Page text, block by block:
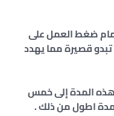
ضغط العمل على
قصيرة مما يهدد
646 لسنة 1953 ومد هذه المدة إلى خمس
اطول من ذلك .